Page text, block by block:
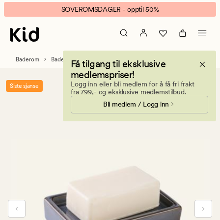
Verde
såpeskål
grå
banner.
Klikk
ESCAPE
pause.
SOVEROMSDAGER - opptil 50%
Få tilgang til eksklusive
medlemspriser!
Logg inn eller bli medlem for å få fri frakt
fra 799,- og eksklusive medlemstilbud.
Bli medlem / Logg inn
Baderom Baderomstilbehør
Siste sjanse